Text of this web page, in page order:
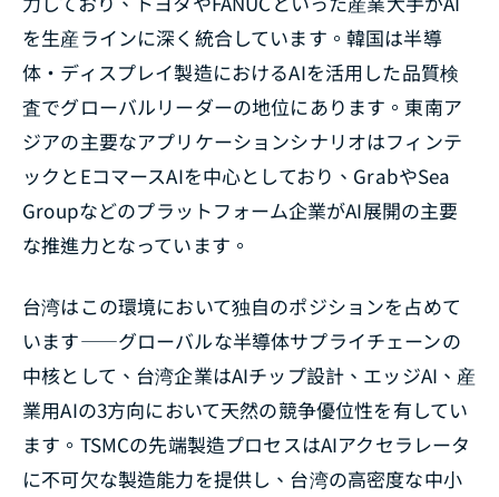
を生産ラインに深く統合しています。韓国は半導
体・ディスプレイ製造におけるAIを活用した品質検
査でグローバルリーダーの地位にあります。東南ア
ジアの主要なアプリケーションシナリオはフィンテ
ックとEコマースAIを中心としており、GrabやSea
Groupなどのプラットフォーム企業がAI展開の主要
な推進力となっています。
台湾はこの環境において独自のポジションを占めて
います――グローバルな半導体サプライチェーンの
中核として、台湾企業はAIチップ設計、エッジAI、産
業用AIの3方向において天然の競争優位性を有してい
ます。TSMCの先端製造プロセスはAIアクセラレータ
に不可欠な製造能力を提供し、台湾の高密度な中小